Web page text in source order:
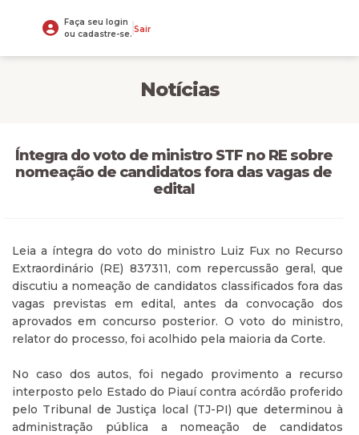
Faça seu login
ou cadastre-se. Sair
Notícias
Íntegra do voto de ministro STF no RE sobre
nomeação de candidatos fora das vagas de
edital
Leia a íntegra do voto do ministro Luiz Fux no Recurso
Extraordinário (RE) 837311, com repercussão geral, que
discutiu a nomeação de candidatos classificados fora das
vagas previstas em edital, antes da convocação dos
aprovados em concurso posterior. O voto do ministro,
relator do processo, foi acolhido pela maioria da Corte.
No caso dos autos, foi negado provimento a recurso
interposto pelo Estado do Piauí contra acórdão proferido
pelo Tribunal de Justiça local (TJ-PI) que determinou à
administração pública a nomeação de candidatos